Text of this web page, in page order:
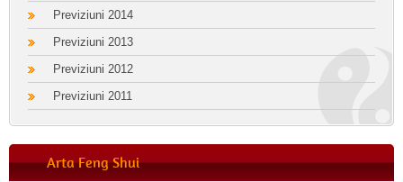
Previziuni 2014
Previziuni 2013
Previziuni 2012
Previziuni 2011
Arta Feng Shui